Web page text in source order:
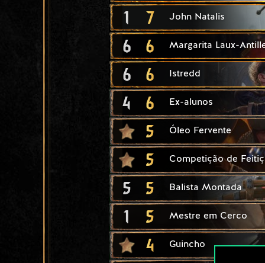
1 7 John Natalis
6 6 Margarita Laux-
6 6 Istredd
4 6 Ex-alunos
5 Óleo Fervente
5 Competição de
5 5 Balista Montada
1 5 Mestre em Cerco
4 Guincho